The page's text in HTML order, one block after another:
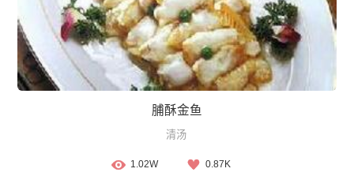
脯酥金鱼
清汤
1.02W 0.87K